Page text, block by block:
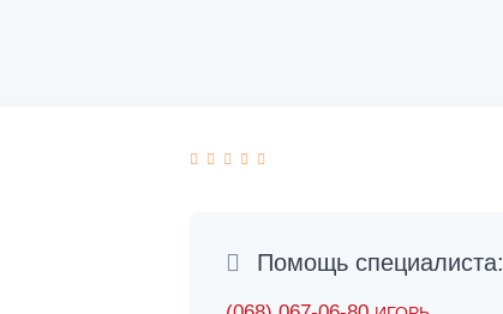
Помощь специалиста: